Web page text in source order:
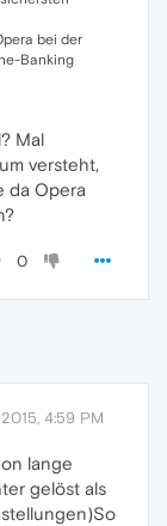
bei der
Banking
Mal
versteht,
da Opera
0
4:59 PM
lange
gelöst als